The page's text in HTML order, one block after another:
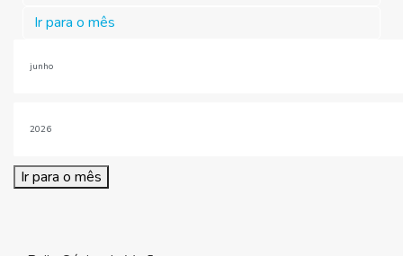
Ir para o mês
Ir para o mês